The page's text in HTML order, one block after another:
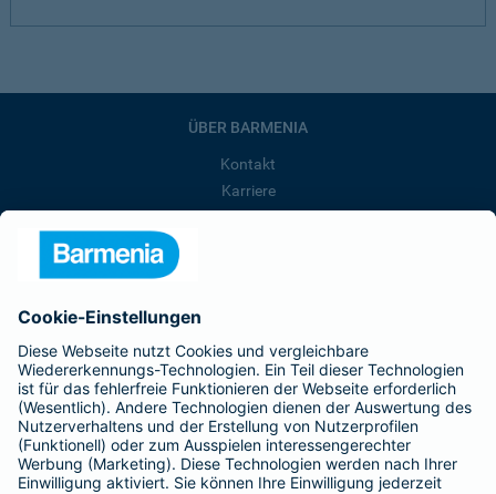
ÜBER BARMENIA
Kontakt
Karriere
Barmenia ist Teil der BarmeniaGothaer
BELIEBTE SEITEN
Kranken-Zusatzversicherung
Tierversicherungen
Haftpflichtversicherung
Hausratversicherung